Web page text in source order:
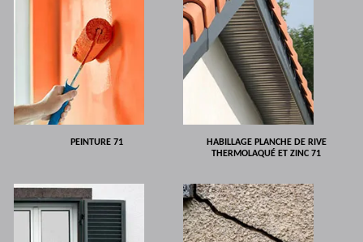
PEINTURE 71
HABILLAGE PLANCHE DE RIVE
THERMOLAQUÉ ET ZINC 71